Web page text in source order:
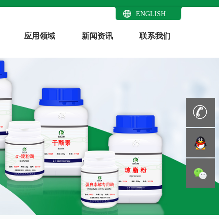
应用领域 新闻资讯 联系我们
ENGLISH